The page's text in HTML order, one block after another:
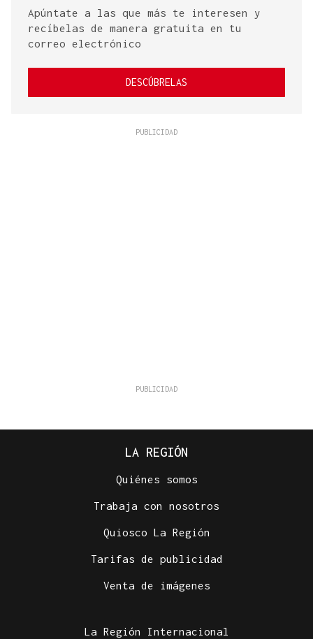
Apúntate a las que más te interesen y
recíbelas de manera gratuita en tu
correo electrónico
DESCÚBRELAS
LA REGIÓN
Quiénes somos
Trabaja con nosotros
Quiosco La Región
Tarifas de publicidad
Venta de imágenes
La Región Internacional